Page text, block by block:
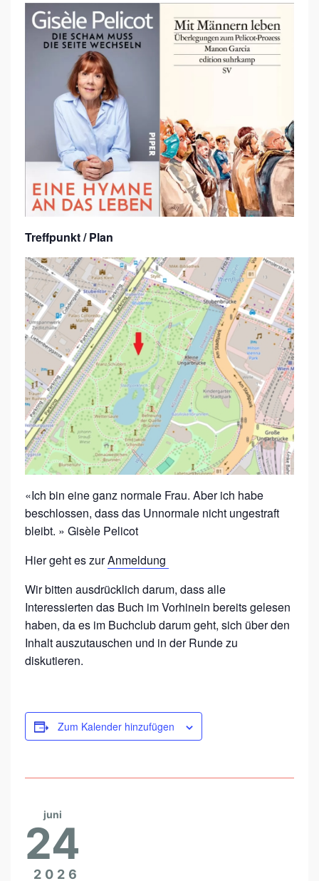
Treffpunkt / Plan
«Ich bin eine ganz normale Frau. Aber ich habe
beschlossen, dass das Unnormale nicht ungestraft
bleibt. » Gisèle Pelicot
Hier geht es zurAnmeldung
Wir bitten ausdrücklich darum, dass alle
Interessierten das Buch im Vorhinein bereits gelesen
haben, da es im Buchclub darum geht, sich über den
Inhalt auszutauschen und in der Runde zu
diskutieren.
Zum Kalender hinzufügen
juni
24
2026